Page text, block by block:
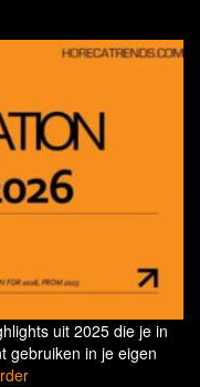
uit 2025 die je in
gebruiken in je eigen